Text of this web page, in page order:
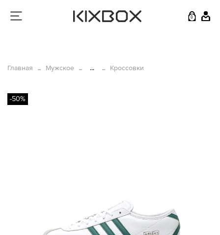
0
Главная Мужское ... Кроссовки
-50%